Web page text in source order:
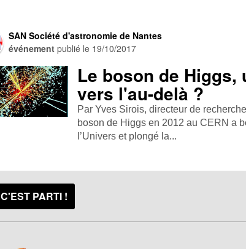
SAN Société d'astronomie de Nantes
événement publié le 19/10/2017
Le boson de Higgs,
vers l'au-delà ?
Par Yves Sirois, directeur de
boson de Higgs en 2012 au CERN a
l’Univers et plongé la...
C'EST PARTI !